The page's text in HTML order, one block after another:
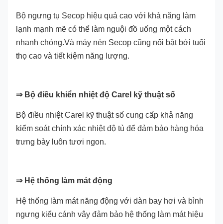
Bộ ngưng tụ Secop hiệu quả cao với khả năng làm
lạnh mạnh mẽ có thể làm nguội đồ uống một cách
nhanh chóng.Và máy nén Secop cũng nổi bật bởi tuổi
thọ cao và tiết kiệm năng lượng.
⇒ Bộ điều khiển nhiệt độ Carel kỹ thuật số
Bộ điều nhiệt Carel kỹ thuật số cung cấp khả năng
kiểm soát chính xác nhiệt độ tủ để đảm bảo hàng hóa
trưng bày luôn tươi ngon.
⇒ Hệ thống làm mát động
Hệ thống làm mát năng động với dàn bay hơi và bình
ngưng kiểu cánh vây đảm bảo hệ thống làm mát hiệu